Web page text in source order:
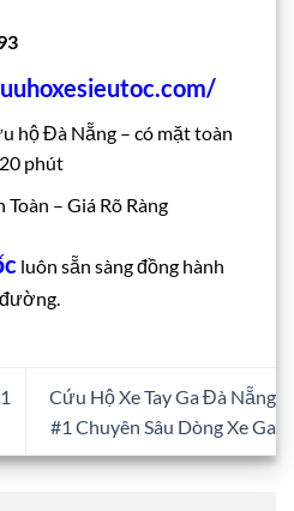
hộ Đà Nẵng – có mặt toàn
phút
– Giá Rõ Ràng
luôn sẵn sàng đồng hành
Cứu Hộ Xe Tay Ga Đà Nẵng
#1 Chuyên Sâu Dòng Xe Ga